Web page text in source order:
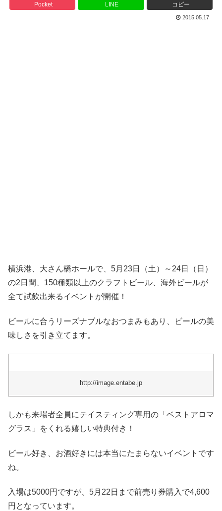
Pocket LINE コピー
2015.05.17
横浜港、大さん橋ホールで、5月23日（土）～24日（日）
の2日間、150種類以上のクラフトビール、海外ビールが
全て試飲出来るイベントが開催！
ビールに合うリーズナブルなおつまみもあり、ビールの美
味しさを引き立てます。
http://image.entabe.jp
しかも来場者全員にテイスティング専用の「ベストアロマ
グラス」をくれる嬉しい特典付き！
ビール好き、お酒好きには本当にたまらないイベントです
ね。
入場は5000円ですが、5月22日まで前売り券購入で4,600
円となっています。